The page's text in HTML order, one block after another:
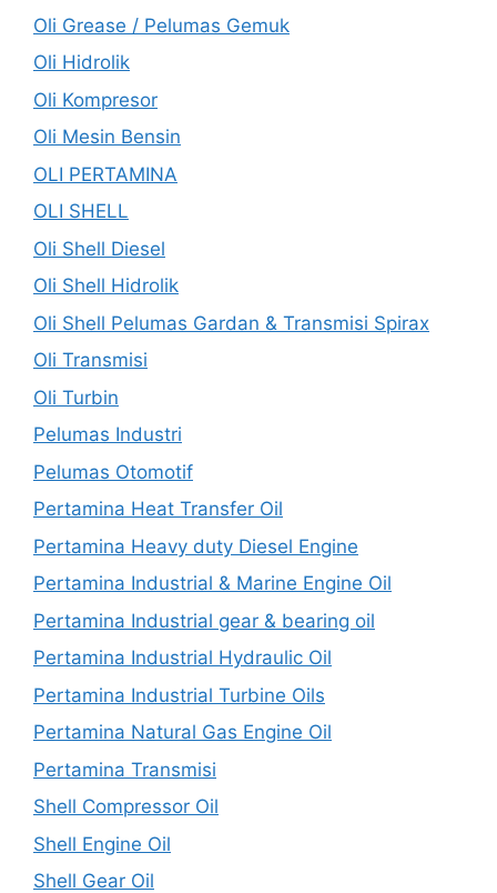
Oli Grease / Pelumas Gemuk
Oli Hidrolik
Oli Kompresor
Oli Mesin Bensin
OLI PERTAMINA
OLI SHELL
Oli Shell Diesel
Oli Shell Hidrolik
Oli Shell Pelumas Gardan & Transmisi Spirax
Oli Transmisi
Oli Turbin
Pelumas Industri
Pelumas Otomotif
Pertamina Heat Transfer Oil
Pertamina Heavy duty Diesel Engine
Pertamina Industrial & Marine Engine Oil
Pertamina Industrial gear & bearing oil
Pertamina Industrial Hydraulic Oil
Pertamina Industrial Turbine Oils
Pertamina Natural Gas Engine Oil
Pertamina Transmisi
Shell Compressor Oil
Shell Engine Oil
Shell Gear Oil